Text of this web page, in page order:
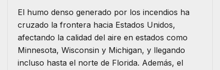
El humo denso generado por los incendios ha
cruzado la frontera hacia Estados Unidos,
afectando la calidad del aire en estados como
Minnesota, Wisconsin y Michigan, y llegando
incluso hasta el norte de Florida. Además, el